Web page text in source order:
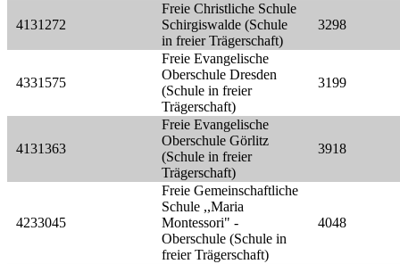
4131272
Freie Christliche Schule
Schirgiswalde (Schule
in freier Trägerschaft)
3298
4331575
Freie Evangelische
Oberschule Dresden
(Schule in freier
Trägerschaft)
3199
4131363
Freie Evangelische
Oberschule Görlitz
(Schule in freier
Trägerschaft)
3918
4233045
Freie Gemeinschaftliche
Schule ,,Maria
Montessori" -
Oberschule (Schule in
freier Trägerschaft)
4048